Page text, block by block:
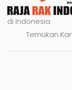
di Indonesia
Temukan